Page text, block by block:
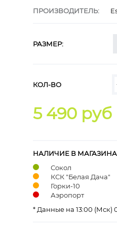
ПРОИЗВОДИТЕЛЬ:
РАЗМЕР:
КОЛ-ВО
5 490 руб
НАЛИЧИЕ В
Сокол
КСК "Белая Дача"
Горки-10
Аэропорт
* Данные на 13:00 (Мск)